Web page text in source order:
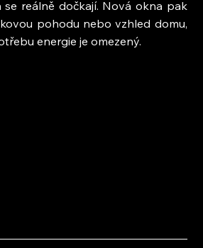
se reálně dočkají. Nová okna pak
pohodu nebo vzhled domu,
energie je omezený.